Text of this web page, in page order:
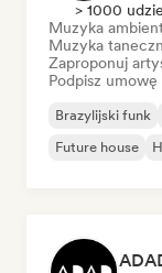
> 1000
Muzyka
Muzyka
Zaproponuj
Podpisz
Brazylijski funk
Future house